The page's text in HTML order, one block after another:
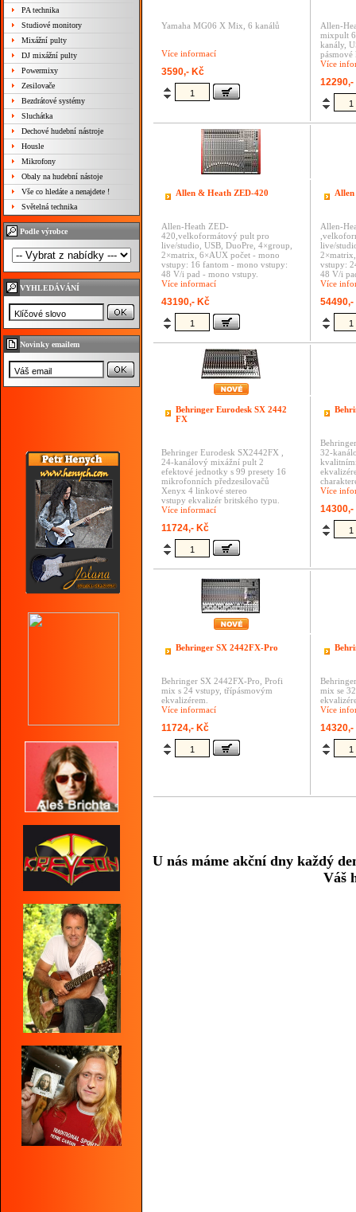
PA technika
Studiové monitory
Mixážní pulty
DJ mixážní pulty
Powermixy
Zesilovače
Bezdrátové systémy
Sluchátka
Dechové hudební nástroje
Housle
Mikrofony
Obaly na hudební nástoje
Vše co hledáte a nenajdete !
Světelná technika
Podle výrobce
VYHLEDÁVÁNÍ
Novinky emailem
Yamaha MG06 X Mix, 6 kanálů
Více informací
3590,- Kč
Allen-
mixpult
kanály,
pásmové
Více
Allen & Heath ZED-420
Allen-Heath ZED-
420,velkoformátový pult pro
live/studio, USB, DuoPre, 4×group,
2×matrix, 6×AUX počet - mono
vstupy: 16 fantom - mono vstupy:
48 V/i pad - mono vstupy.
Více informací
43190,- Kč
Allen-
live/
vstupy:
48 V/i
Více
Behringer Eurodesk SX 2442
FX
Behringer Eurodesk SX2442FX ,
24-kanálový mixážní pult 2
efektové jednotky s 99 presety 16
mikrofonních předzesilovačů
Xenyx 4 linkové stereo
vstupy ekvalizér britského typu.
Více informací
11724,- Kč
32-
Více
Behringer SX 2442FX-Pro
Behringer SX 2442FX-Pro, Profi
mix s 24 vstupy, třípásmovým
ekvalizérem.
Více informací
11724,- Kč
mix se
Více
U nás máme akční dny každý
Váš